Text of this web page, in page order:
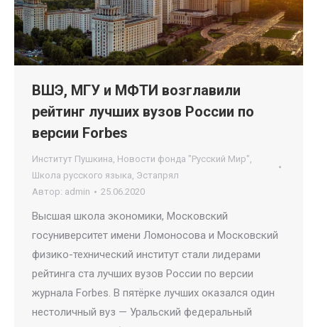
ВШЭ, МГУ и МФТИ возглавили
рейтинг лучших вузов России по
версии Forbes
Институт Пушкина, Новости фонда "Русский Мир",
Школа русского языка, Эстапрял
Автор: admin 25.06.2020
Высшая школа экономики, Московский
госуниверситет имени Ломоносова и Московский
физико-технический институт стали лидерами
рейтинга ста лучших вузов России по версии
журнала Forbes. В пятёрке лучших оказался один
нестоличный вуз — Уральский федеральный